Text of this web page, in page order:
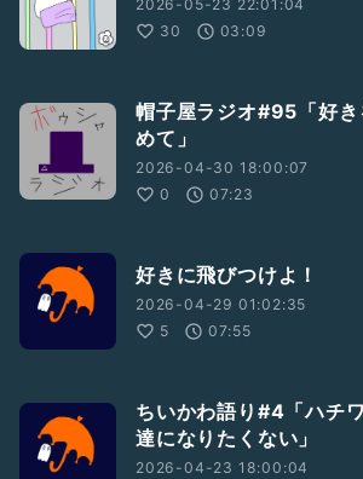
2026-05-23 22:01:04
30
03:09
帽子屋ラジオ#95「好き
めて」
2026-04-30 18:00:07
0
07:23
好きに飛びつけよ！
2026-04-29 01:02:35
5
07:55
ちいかわ語り#4「ハチ
達になりたくない」
2026-04-23 18:00:04